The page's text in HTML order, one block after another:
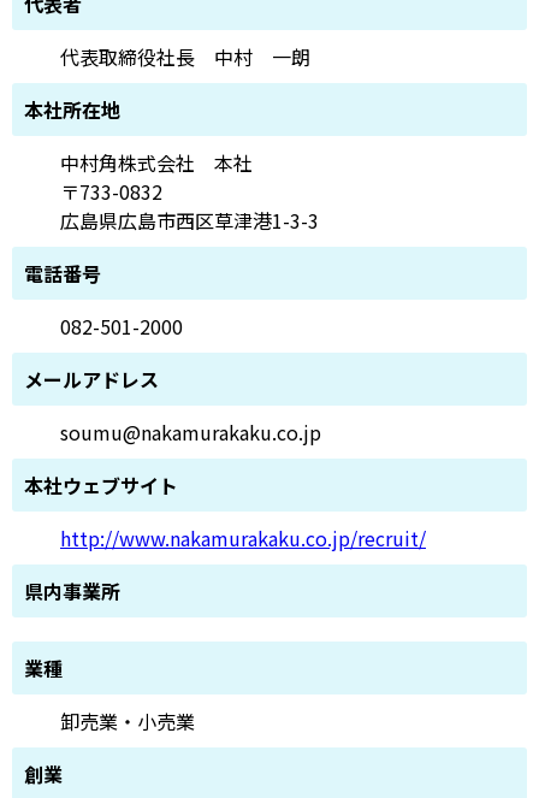
代表取締役社長 中村 一朗
本社所在地
中村角株式会社 本社
〒733-0832
広島県広島市西区草津港1-3-3
電話番号
082-501-2000
メールアドレス
soumu@nakamurakaku.co.jp
本社ウェブサイト
http://www.nakamurakaku.co.jp/recruit/
県内事業所
業種
卸売業・小売業
創業